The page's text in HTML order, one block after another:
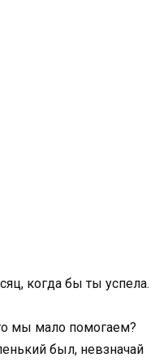
когда бы ты успела.
мы мало помогаем?
был, невзначай